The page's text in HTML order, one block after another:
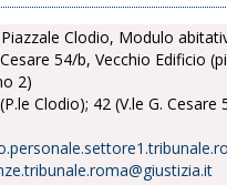
Piazzale Clodio, Modulo
54/b, Vecchio Edificio
2)
Clodio); 42 (V.le G. Cesare